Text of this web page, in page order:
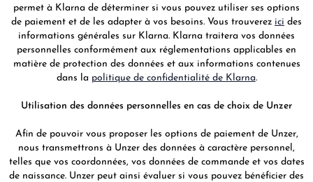
permet à Klarna de déterminer si vous pouvez utiliser ses options
de paiement et de les adapter à vos besoins. Vous trouverez ici des
informations générales sur Klarna. Klarna traitera vos données
personnelles conformément aux réglementations applicables en
matière de protection des données et aux informations contenues
dans la politique de confidentialité de Klarna.
Utilisation des données personnelles en cas de choix de Unzer
Afin de pouvoir vous proposer les options de paiement de Unzer,
nous transmettrons à Unzer des données à caractère personnel,
telles que vos coordonnées, vos données de commande et vos dates
de naissance. Unzer peut ainsi évaluer si vous pouvez bénéficier des